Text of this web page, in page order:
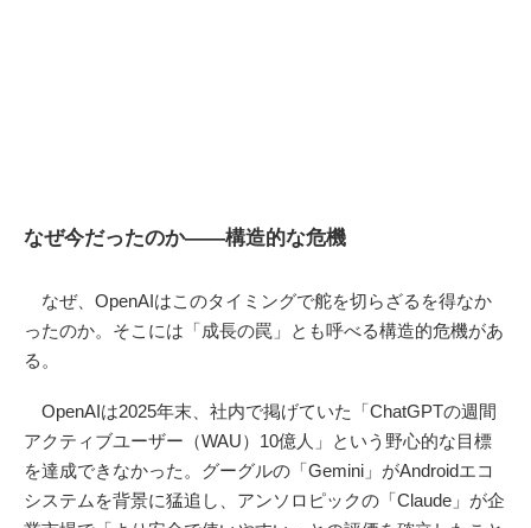
なぜ今だったのか——構造的な危機
なぜ、OpenAIはこのタイミングで舵を切らざるを得なか
ったのか。そこには「成長の罠」とも呼べる構造的危機があ
る。
OpenAIは2025年末、社内で掲げていた「ChatGPTの週間
アクティブユーザー（WAU）10億人」という野心的な目標
を達成できなかった。グーグルの「Gemini」がAndroidエコ
システムを背景に猛追し、アンソロピックの「Claude」が企